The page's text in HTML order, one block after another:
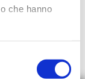
che hanno